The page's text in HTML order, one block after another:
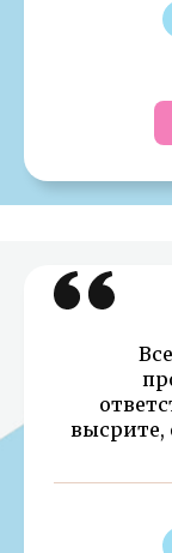
высрите,